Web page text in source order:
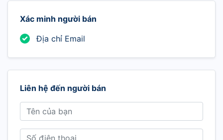
Xác minh người bán
Địa chỉ Email
Liên hệ đến người bán